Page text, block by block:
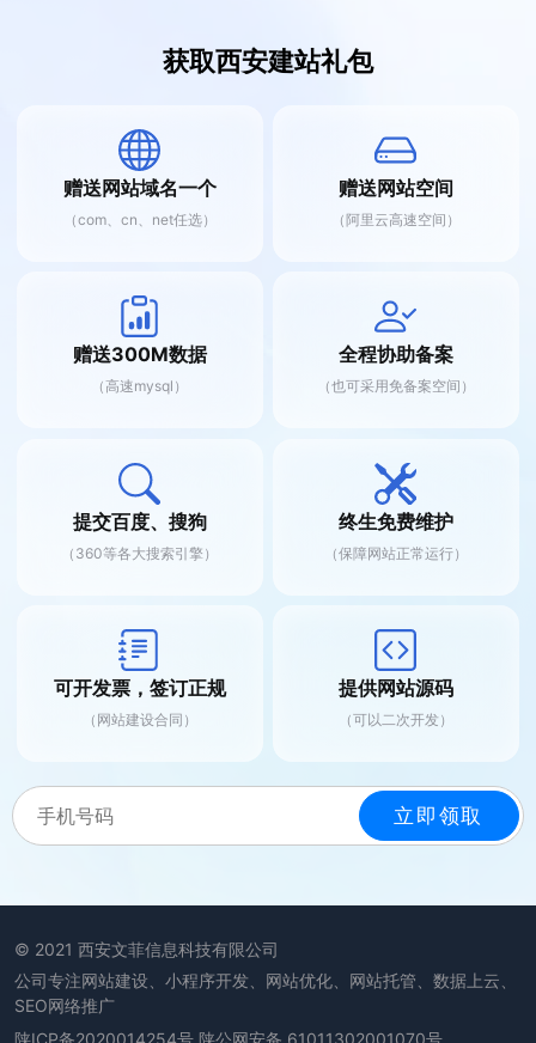
获取西安建站礼包
赠送网站域名一个
（com、cn、net任选）
赠送网站空间
（阿里云高速空间）
赠送300M数据
（高速mysql）
全程协助备案
（也可采用免备案空间）
提交百度、搜狗
（360等各大搜索引擎）
终生免费维护
（保障网站正常运行）
可开发票，签订正规
（网站建设合同）
提供网站源码
（可以二次开发）
© 2021 西安文菲信息科技有限公司
公司专注网站建设、小程序开发、网站优化、网站托管、数据上云、
SEO网络推广